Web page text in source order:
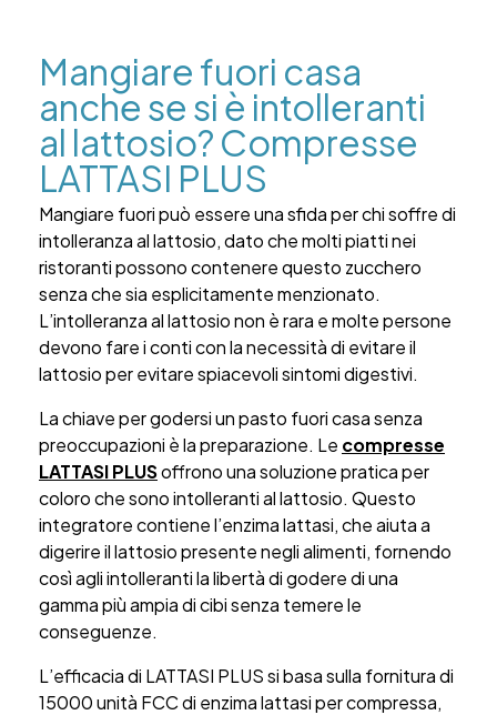
Mangiare fuori casa
anche se si è intolleranti
al lattosio? Compresse
LATTASI PLUS
Mangiare fuori può essere una sfida per chi soffre di
intolleranza al lattosio, dato che molti piatti nei
ristoranti possono contenere questo zucchero
senza che sia esplicitamente menzionato.
L’intolleranza al lattosio non è rara e molte persone
devono fare i conti con la necessità di evitare il
lattosio per evitare spiacevoli sintomi digestivi.
La chiave per godersi un pasto fuori casa senza
preoccupazioni è la preparazione. Le compresse
LATTASI PLUSoffrono una soluzione pratica per
coloro che sono intolleranti al lattosio. Questo
integratore contiene l’enzima lattasi, che aiuta a
digerire il lattosio presente negli alimenti, fornendo
così agli intolleranti la libertà di godere di una
gamma più ampia di cibi senza temere le
conseguenze.
L’efficacia di LATTASI PLUS si basa sulla fornitura di
15000 unità FCC di enzima lattasi per compressa,